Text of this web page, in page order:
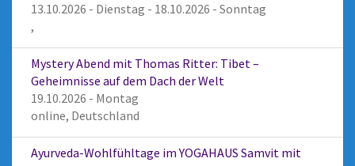
13.10.2026 - Dienstag - 18.10.2026 - Sonntag
,
Mystery Abend mit Thomas Ritter: Tibet –
Geheimnisse auf dem Dach der Welt
19.10.2026 - Montag
online, Deutschland
Ayurveda-Wohlfühltage im YOGAHAUS Samvit mit